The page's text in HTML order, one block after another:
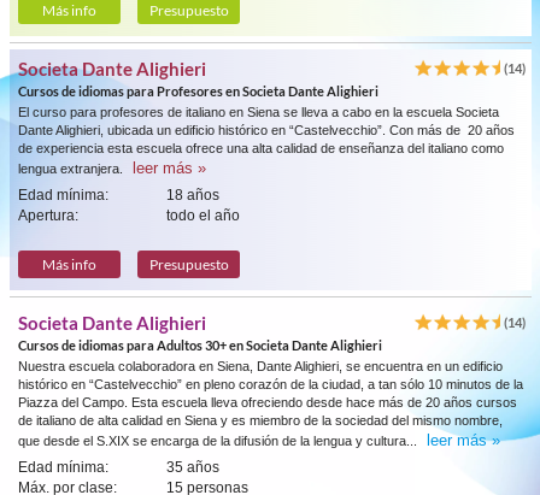
Más info Presupuesto
Societa Dante Alighieri
(14)
Cursos de idiomas para Profesores en Societa Dante Alighieri
El curso para profesores de italiano en Siena se lleva a cabo en la escuela Societa
Dante Alighieri, ubicada un edificio histórico en “Castelvecchio”. Con más de 20 años
de experiencia esta escuela ofrece una alta calidad de enseñanza del italiano como
lengua extranjera.
leer más »
Edad mínima:
18 años
Apertura:
todo el año
Más info Presupuesto
Societa Dante Alighieri
(14)
Cursos de idiomas para Adultos 30+ en Societa Dante Alighieri
Nuestra escuela colaboradora en Siena, Dante Alighieri, se encuentra en un edificio
histórico en “Castelvecchio” en pleno corazón de la ciudad, a tan sólo 10 minutos de la
Piazza del Campo. Esta escuela lleva ofreciendo desde hace más de 20 años cursos
de italiano de alta calidad en Siena y es miembro de la sociedad del mismo nombre,
que desde el S.XIX se encarga de la difusión de la lengua y cultura...
leer más »
Edad mínima:
35 años
Máx. por clase:
15 personas